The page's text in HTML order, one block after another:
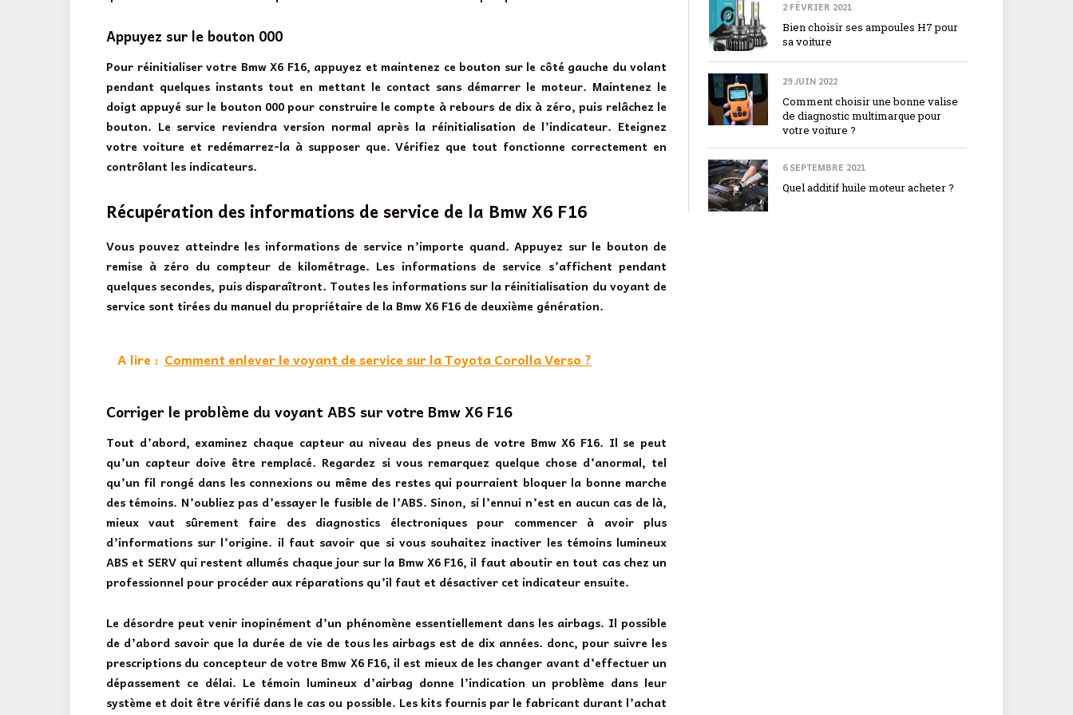
Appuyez sur le bouton 000
Pour réinitialiser votre Bmw X6 F16, appuyez et maintenez ce bouton sur le côté gauche du volant
pendant quelques instants tout en mettant le contact sans démarrer le moteur. Maintenez le
doigt appuyé sur le bouton 000 pour construire le compte à rebours de dix à zéro, puis relâchez le
bouton. Le service reviendra version normal après la réinitialisation de l’indicateur. Eteignez
votre voiture et redémarrez-la à supposer que. Vérifiez que tout fonctionne correctement en
contrôlant les indicateurs.
Récupération des informations de service de la Bmw X6 F16
Vous pouvez atteindre les informations de service n’importe quand. Appuyez sur le bouton de
remise à zéro du compteur de kilométrage. Les informations de service s’affichent pendant
quelques secondes, puis disparaîtront. Toutes les informations sur la réinitialisation du voyant de
service sont tirées du manuel du propriétaire de la Bmw X6 F16 de deuxième génération.
A lire : Comment enlever le voyant de service sur la Toyota Corolla Verso ?
Corriger le problème du voyant ABS sur votre Bmw X6 F16
Tout d’abord, examinez chaque capteur au niveau des pneus de votre Bmw X6 F16. Il se peut
qu’un capteur doive être remplacé. Regardez si vous remarquez quelque chose d’anormal, tel
qu’un fil rongé dans les connexions ou même des restes qui pourraient bloquer la bonne marche
des témoins. N’oubliez pas d’essayer le fusible de l’ABS. Sinon, si l’ennui n’est en aucun cas de là,
mieux vaut sûrement faire des diagnostics électroniques pour commencer à avoir plus
d’informations sur l’origine. il faut savoir que si vous souhaitez inactiver les témoins lumineux
ABS et SERVqui restent allumés chaque jour sur la Bmw X6 F16, il faut aboutir en tout cas chez un
professionnel pour procéder aux réparations qu’il faut et désactiver cet indicateur ensuite.
Le désordre peut venir inopinément d’un phénomène essentiellement dans les airbags. Il possible
de d’abord savoir que la durée de vie de tous les airbags est de dix années. donc, pour suivre les
prescriptions du concepteur de votre Bmw X6 F16, il est mieux de les changer avant d’effectuer un
dépassement ce délai. Le témoin lumineux d’airbag donne l’indication un problème dans leur
système et doit être vérifié dans le cas ou possible. Les kits fournis par le fabricant durant l’achat
2 FÉVRIER 2021
Bien choisir ses ampoules H7 pour
sa voiture
29 JUIN 2022
Comment choisir une bonne valise
de diagnostic multimarque pour
votre voiture ?
6 SEPTEMBRE 2021
Quel additif huile moteur acheter ?